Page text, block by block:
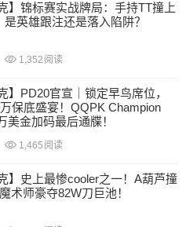
】锦标赛实战牌局：手持TT撞上
是英雄跟注还是落入陷阱？
1,352 阅读
】PD20官宣｜锁定早鸟席位，
保底盛宴！QQPK Champion
美金加码最后通牒！
1,465 阅读
】史上最惨cooler之一！A葫芦撞
术师豪夺82W刀巨池！